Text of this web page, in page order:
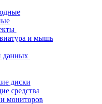
и мышь
данных
диски
средства
мониторов